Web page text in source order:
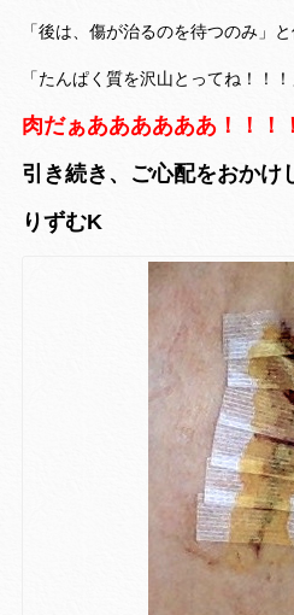
「後は、傷が治るのを待つのみ」と
「たんぱく質を沢山とってね！！
肉だぁああああああ！！！！
引き続き、ご心配をおかけ
りずむK